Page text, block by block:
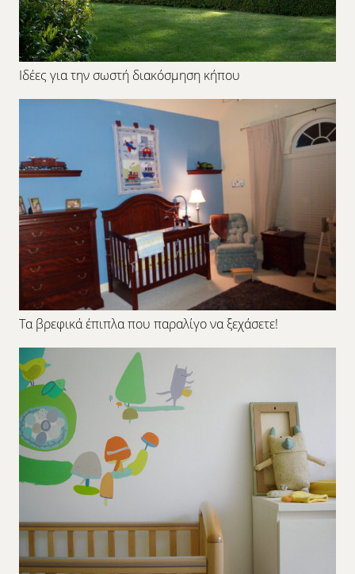
Ιδέες για την σωστή διακόσμηση κήπου
Τα βρεφικά έπιπλα που παραλίγο να ξεχάσετε!